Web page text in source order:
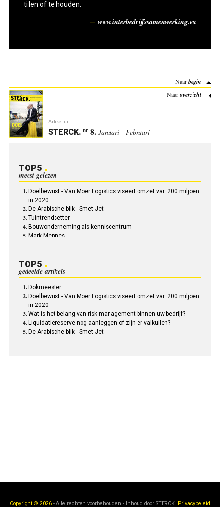
tillen of te houden.
www.interbedrijfssamenwerking.eu
Naarbegin
Naaroverzicht
Artikel uit:
STERCK. nr8. Januari - Februari
TOP5
meest gelezen
Doelbewust - Van Moer Logistics viseert omzet van 200 miljoen
in 2020
De Arabische blik - Smet Jet
Tuintrendsetter
Bouwonderneming als kenniscentrum
Mark Mennes
TOP5
gedeelde artikels
Dokmeester
Doelbewust - Van Moer Logistics viseert omzet van 200 miljoen
in 2020
Wat is het belang van risk management binnen uw bedrijf?
Liquidatiereserve nog aanleggen of zijn er valkuilen?
De Arabische blik - Smet Jet
Copyright © 2026 - Alle rechten voorbehouden - Inhoud door STERCK. Privacybeleid